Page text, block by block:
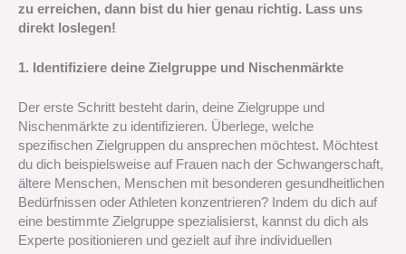
zu erreichen, dann bist du hier genau richtig. Lass uns
direkt loslegen!
1. Identifiziere deine Zielgruppe und Nischenmärkte
Der erste Schritt besteht darin, deine Zielgruppe und
Nischenmärkte zu identifizieren. Überlege, welche
spezifischen Zielgruppen du ansprechen möchtest. Möchtest
du dich beispielsweise auf Frauen nach der Schwangerschaft,
ältere Menschen, Menschen mit besonderen gesundheitlichen
Bedürfnissen oder Athleten konzentrieren? Indem du dich auf
eine bestimmte Zielgruppe spezialisierst, kannst du dich als
Experte positionieren und gezielt auf ihre individuellen